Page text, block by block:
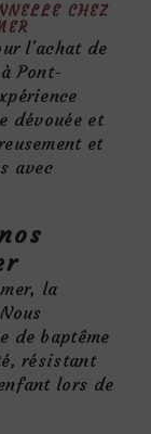
CHEZ
l'achat de
Pont-
dévouée et
et
avec
la
de baptême
résistant
lors de